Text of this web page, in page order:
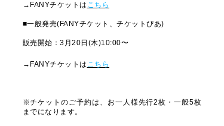
→FANYチケットは こちら
■一般発売(FANYチケット、チケットぴあ)
販売開始：3月20日(木)10:00〜
→FANYチケットは こちら
※チケットのご予約は、お一人様先行2枚・一般5枚
までになります。